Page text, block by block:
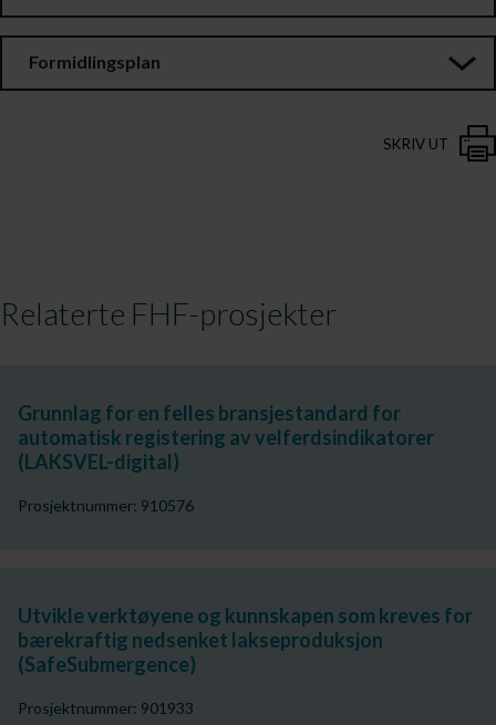
Formidlingsplan
SKRIV UT
Relaterte FHF-prosjekter
Grunnlag for en felles bransjestandard for
automatisk registering av velferdsindikatorer
(LAKSVEL-digital)
Prosjektnummer: 910576
Utvikle verktøyene og kunnskapen som kreves for
bærekraftig nedsenket lakseproduksjon
(SafeSubmergence)
Prosjektnummer: 901933